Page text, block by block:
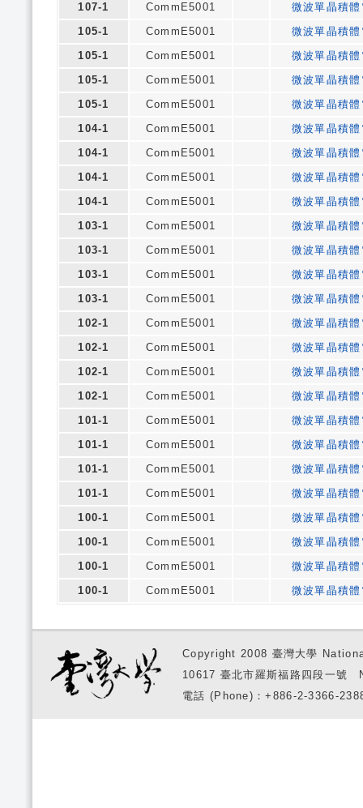
107-1
CommE5001
微波單晶積
105-1
CommE5001
微波單晶積
105-1
CommE5001
微波單晶積
105-1
CommE5001
微波單晶積
105-1
CommE5001
微波單晶積
104-1
CommE5001
微波單晶積
104-1
CommE5001
微波單晶積
104-1
CommE5001
微波單晶積
104-1
CommE5001
微波單晶積
103-1
CommE5001
微波單晶積
103-1
CommE5001
微波單晶積
103-1
CommE5001
微波單晶積
103-1
CommE5001
微波單晶積
102-1
CommE5001
微波單晶積
102-1
CommE5001
微波單晶積
102-1
CommE5001
微波單晶積
102-1
CommE5001
微波單晶積
101-1
CommE5001
微波單晶積
101-1
CommE5001
微波單晶積
101-1
CommE5001
微波單晶積
101-1
CommE5001
微波單晶積
100-1
CommE5001
微波單晶積
100-1
CommE5001
微波單晶積
100-1
CommE5001
微波單晶積
100-1
CommE5001 微波單晶積
Copyright 2008 臺灣大學
10617 臺北市羅斯福路四段一
電話 (Phone)：+886-2-3366-